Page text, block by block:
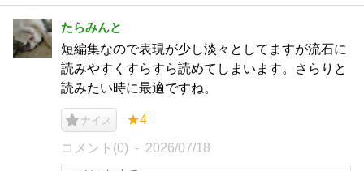
たらみんと
短編集なので表現が少し淡々としてますが流石に
読みやすくすらすら読めてしまいます。さらりと
読みたい時に最適ですね。
ナイス ★4
コメント(0) 2026/07/18